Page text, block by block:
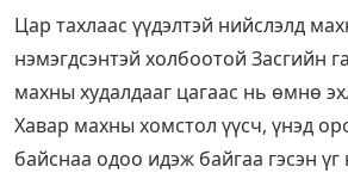
Цар тахлаас үүдэлтэй нийслэлд
нэмэгдсэнтэй холбоотой Засгийн
махны худалдааг цагаас нь өмнө
Хавар махны хомстол үүсч, үнэд
байснаа одоо идэж байгаа гэсэн